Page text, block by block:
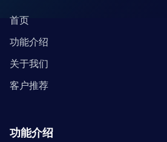
首页
功能介绍
关于我们
客户推荐
功能介绍